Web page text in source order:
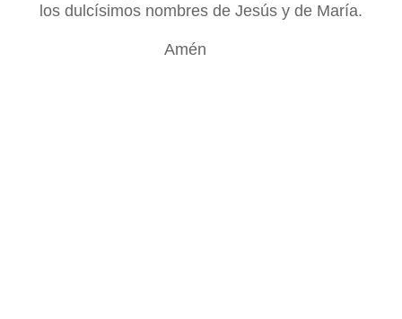
los dulcísimos nombres de Jesús y de María.
Amén